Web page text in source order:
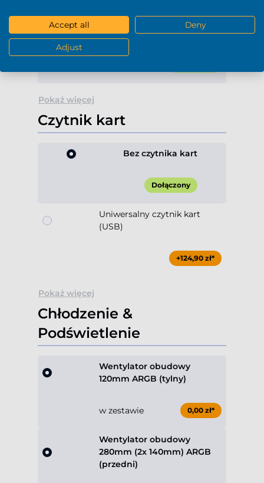
WiFi 6E + Bluetooth 5.3
(Onboard)
Pokaż więcej
Czytnik kart
Bez czytnika kart
Dołączony
Uniwersalny czytnik kart
(USB)
+124,90 zł*
Pokaż więcej
Chłodzenie &
Podświetlenie
Wentylator obudowy
120mm ARGB (tylny)
w zestawie 0,00 zł*
Wentylator obudowy
280mm (2x 140mm) ARGB
(przedni)
Accept all Deny
Adjust